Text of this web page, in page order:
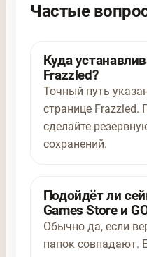
Частые
Куда
Frazzled?
Точный путь
странице
сделайте
сохранений.
Подойдёт ли
Games Store и
Обычно да, если
папок совпадают.